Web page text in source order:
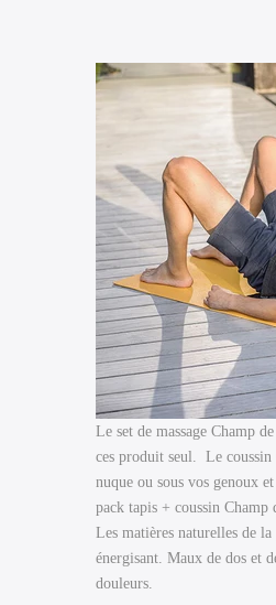
Le set de massage Champ
ces produit seul. Le coussin
nuque ou sous vos genoux
pack tapis + coussin
Les matières naturelles de
énergisant. Maux de dos et
douleurs.